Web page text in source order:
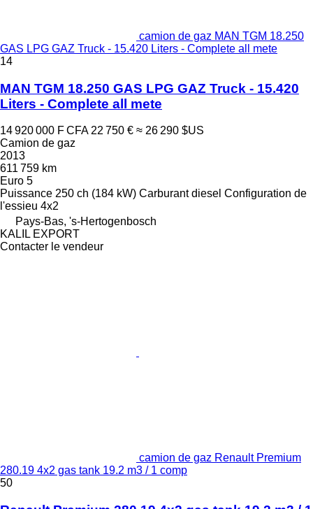
camion de gaz MAN TGM 18.250
GAS LPG GAZ Truck - 15.420 Liters - Complete all mete
14
MAN TGM 18.250 GAS LPG GAZ Truck - 15.420
Liters - Complete all mete
14 920 000 F CFA 22 750 € ≈ 26 290 $US
Camion de gaz
2013
611 759 km
Euro 5
Puissance 250 ch (184 kW) Carburant diesel Configuration de
l'essieu 4x2
Pays-Bas, 's-Hertogenbosch
KALIL EXPORT
Contacter le vendeur
camion de gaz Renault Premium
280.19 4x2 gas tank 19.2 m3 / 1 comp
50